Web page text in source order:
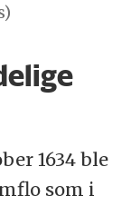
1634 ble
som i